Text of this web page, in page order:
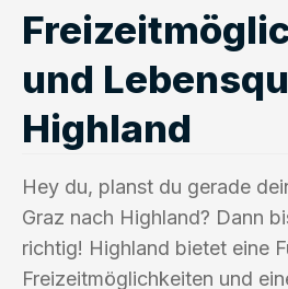
und
Highland
Hey du, planst du gerade
Graz nach Highland? Dann
richtig! Highland bietet eine
Freizeitmöglichkeiten und